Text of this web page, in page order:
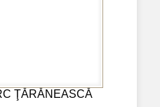
ŢĂRĂNEASCĂ